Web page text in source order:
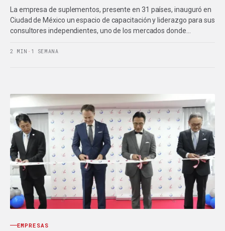
La empresa de suplementos, presente en 31 países, inauguró en
Ciudad de México un espacio de capacitación y liderazgo para sus
consultores independientes, uno de los mercados donde…
2 MIN · 1 SEMANA
EMPRESAS